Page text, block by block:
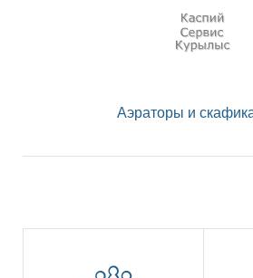
Аэраторы и